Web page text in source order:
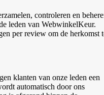
controleren en
leden van WebwinkelKeur.
per review om de herkomst
klanten van onze leden een
automatisch door ons